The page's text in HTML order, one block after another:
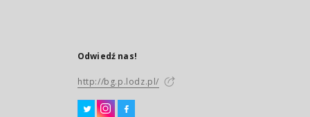
Odwiedź nas!
http://bg.p.lodz.pl/